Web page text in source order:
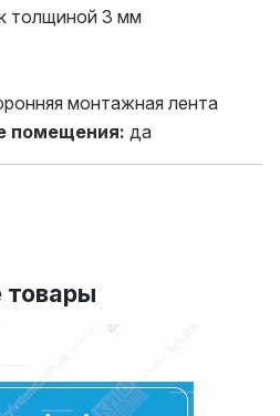
толщиной 3 мм
монтажная лента
помещения: да